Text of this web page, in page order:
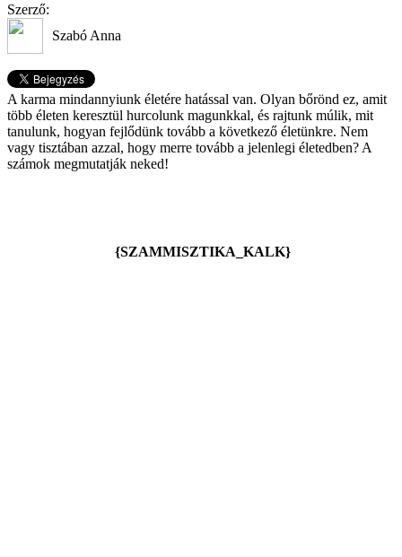
Szerző:
Szabó Anna
A karma mindannyiunk életére hatással van. Olyan bőrönd ez, amit
több életen keresztül hurcolunk magunkkal, és rajtunk múlik, mit
tanulunk, hogyan fejlődünk tovább a következő életünkre. Nem
vagy tisztában azzal, hogy merre tovább a jelenlegi életedben? A
számok megmutatják neked!
{SZAMMISZTIKA_KALK}